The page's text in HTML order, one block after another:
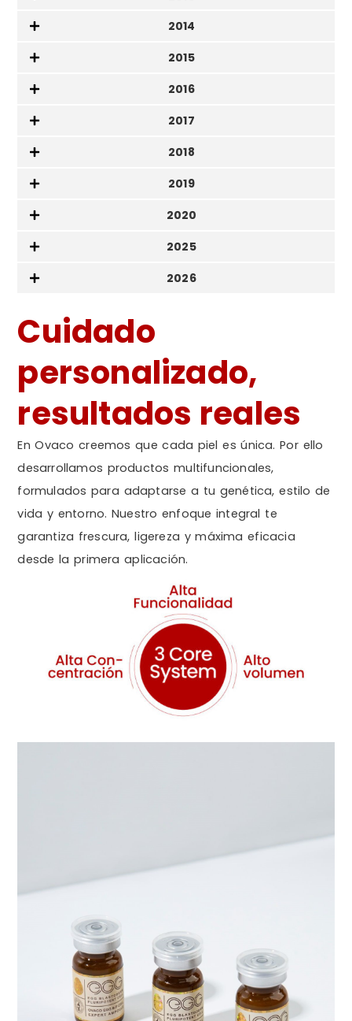
2014
2015
2016
2017
2018
2019
2020
2025
2026
Cuidado
personalizado,
resultados reales
En Ovaco creemos que cada piel es única. Por ello
desarrollamos productos multifuncionales,
formulados para adaptarse a tu genética, estilo de
vida y entorno. Nuestro enfoque integral te
garantiza frescura, ligereza y máxima eficacia
desde la primera aplicación.